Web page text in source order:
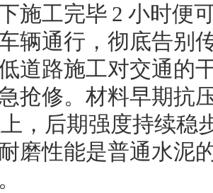
施工完毕 2 小时便
辆通行，彻底告别
道路施工对交通的
抢修。材料早期抗
上，后期强度持续
磨性能是普通水泥